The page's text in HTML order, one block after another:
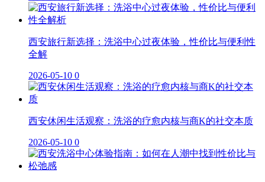
西安旅行新选择：洗浴中心过夜体验，性价比与便利性
全解
2026-05-10 0
西安休闲生活观察：洗浴的疗愈内核与商K的社交本质
2026-05-10 0